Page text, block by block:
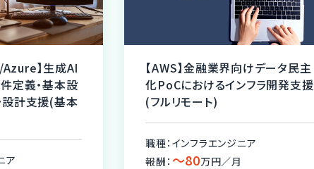
AWS】金融業界向けデータ民主
PoCにおけるインフラ開発支援
ルリモート)
：インフラエンジニア
：
OS/MWバージ
移行計画にお
職種：インフラエ
報酬：